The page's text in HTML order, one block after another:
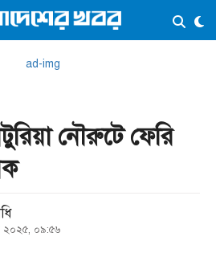
লগইন ×
নৌরুটে ফেরি
২০২৫, ০৯:৫৬